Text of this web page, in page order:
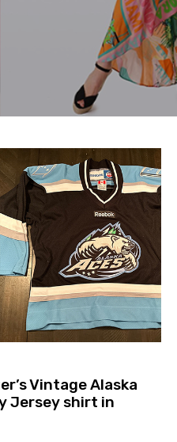
Vintage Alaska
Jersey shirt in